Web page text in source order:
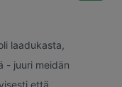
laadukasta,
- juuri meidän
että